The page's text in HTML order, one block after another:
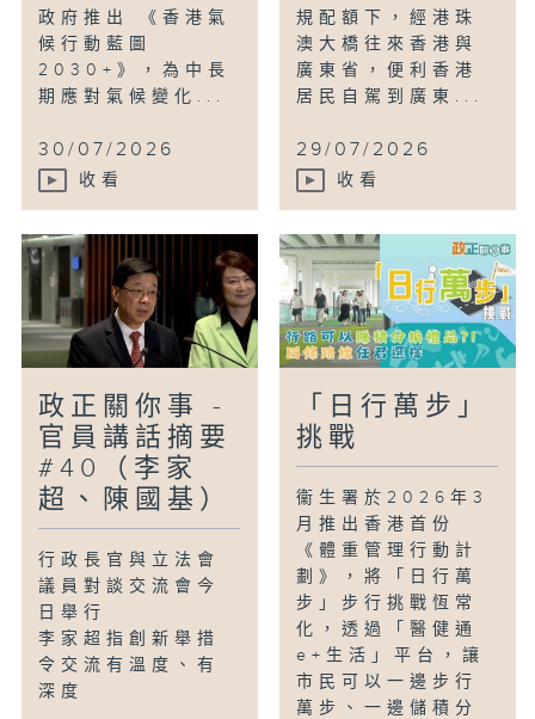
政府推出 《香港氣
候行動藍圖
2030+》，為中長
期應對氣候變化...
30/07/2026
收看
規配額下，經港珠
澳大橋往來香港與
廣東省，便利香港
居民自駕到廣東...
29/07/2026
收看
政正關你事 -
官員講話摘要
#40（李家
超、陳國基）
行政長官與立法會
議員對談交流會今
日舉行
李家超指創新舉措
令交流有溫度、有
深度
「日行萬步」
挑戰
衞生署於2026年3
月推出香港首份
《體重管理行動計
劃》，將「日行萬
步」步行挑戰恆常
化，透過「醫健通
e+生活」平台，讓
市民可以一邊步行
萬步、一邊儲積分